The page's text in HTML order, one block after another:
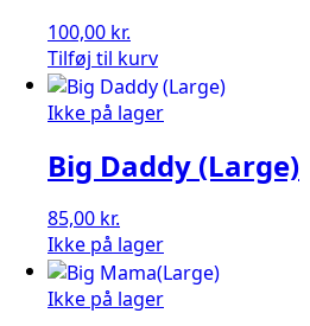
100,00 kr.
Ben
Vernooij
(Medium)
Tilføj til kurv
Ikke på lager
Big Daddy (Large)
85,00 kr.
Ikke på lager
Ikke på lager